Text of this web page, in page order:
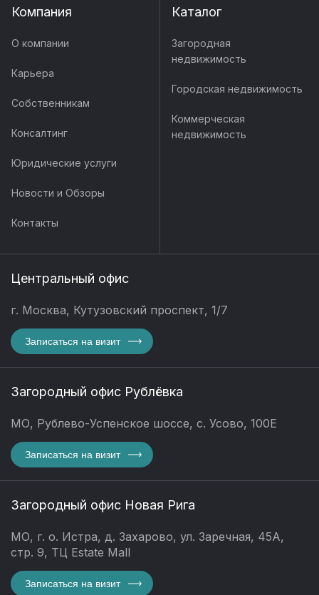
Компания
О компании
Карьера
Собственникам
Консалтинг
Юридические услуги
Новости и Обзоры
Контакты
Каталог
Загородная
недвижимость
Городская недвижимость
Коммерческая
недвижимость
Центральный офис
г. Москва, Кутузовский проспект, 1/7
Записаться на визит
Загородный офис Рублёвка
МО, Рублево-Успенское шоссе, с. Усово, 100Е
Записаться на визит
Загородный офис Новая Рига
МО, г. о. Истра, д. Захарово, ул. Заречная, 45А,
стр. 9, ТЦ Estate Mall
Записаться на визит